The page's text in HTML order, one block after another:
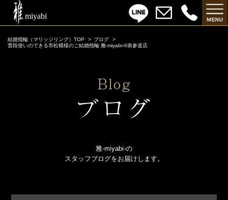
結婚指輪（マリッジリング）TOP
ブログ
普段使いのできる市松模様のご結婚指輪 雅-miyabi-®表参道店
雅-miyabi-の
スタッフブログをお届けします。